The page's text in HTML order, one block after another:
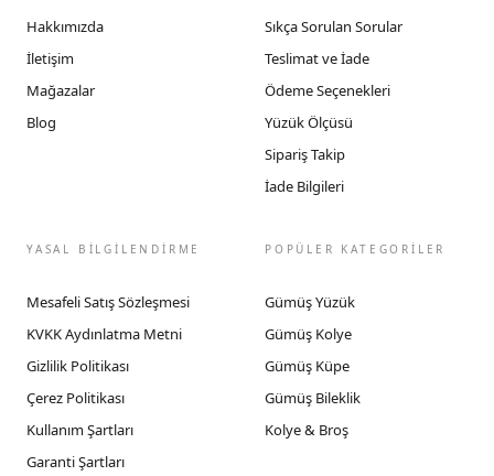
Hakkımızda
İletişim
Mağazalar
Blog
Sıkça Sorulan Sorular
Teslimat ve İade
Ödeme Seçenekleri
Yüzük Ölçüsü
Sipariş Takip
İade Bilgileri
YASAL BİLGİLENDİRME
Mesafeli Satış Sözleşmesi
KVKK Aydınlatma Metni
Gizlilik Politikası
Çerez Politikası
Kullanım Şartları
Garanti Şartları
POPÜLER KATEGORİLER
Gümüş Yüzük
Gümüş Kolye
Gümüş Küpe
Gümüş Bileklik
Kolye & Broş